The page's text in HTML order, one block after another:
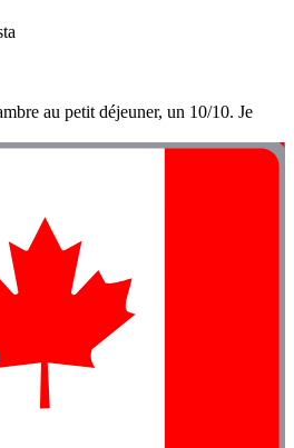
au petit déjeuner, un 10/10. Je